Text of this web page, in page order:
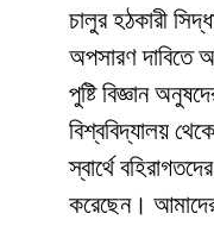
চালুর হঠকারী
অপসারণ দাবিতে
পুষ্টি বিজ্ঞান
বিশ্ববিদ্যালয়
স্বার্থে
করেছেন।